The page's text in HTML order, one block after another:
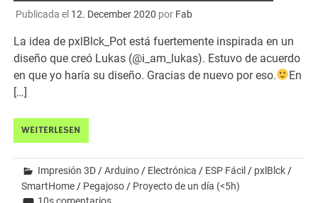
Publicada el 12. December 2020 por Fab
La idea de pxlBlck_Pot está fuertemente inspirada en un
diseño que creó Lukas (@i_am_lukas). Estuvo de acuerdo
en que yo haría su diseño. Gracias de nuevo por eso.
En
[…]
WEITERLESEN
Impresión 3D /Arduino / Electrónica / ESP Fácil / pxlBlck /
SmartHome / Pegajoso / Proyecto de un día (<5h)
10s comentarios